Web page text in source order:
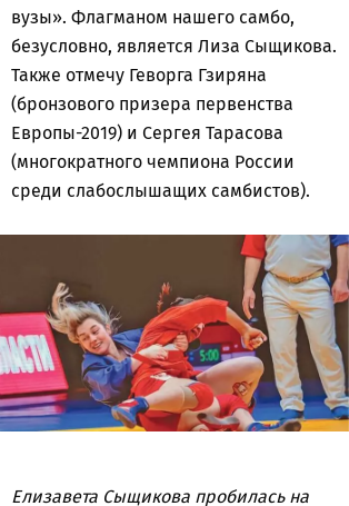
вузы». Флагманом нашего самбо,
безусловно, является Лиза Сыщикова.
Также отмечу Геворга Гзиряна
(бронзового призера первенства
Европы-2019) и Сергея Тарасова
(многократного чемпиона России
среди слабослышащих самбистов).
Елизавета Сыщикова пробилась на